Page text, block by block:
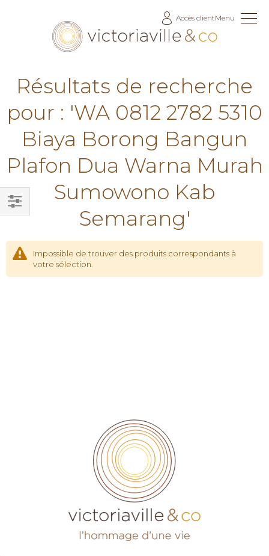
Accès clientMenu
Résultats de recherche
pour : 'WA 0812 2782 5310
Biaya Borong Bangun
Plafon Dua Warna Murah
Sumowono Kab
Semarang'
Impossible de trouver des produits correspondants à
votre sélection.
Filtrer